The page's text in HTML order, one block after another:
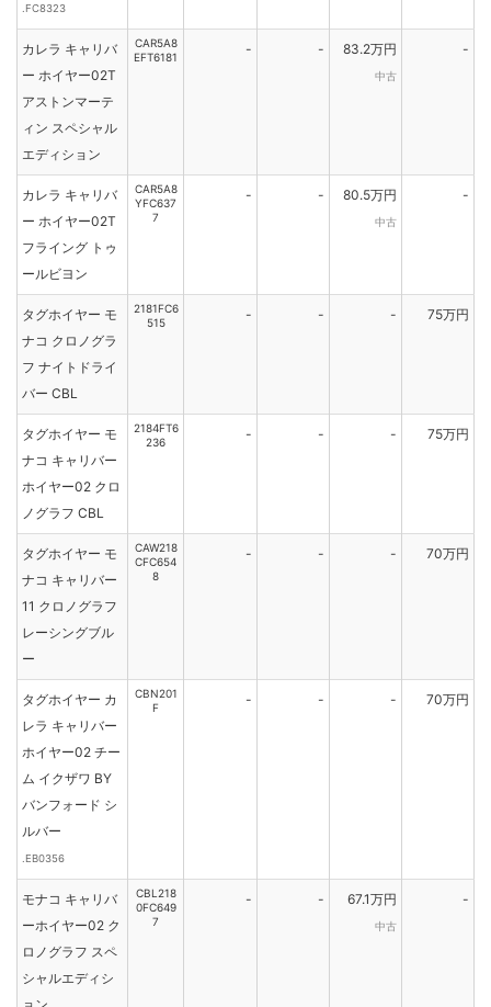
.FC8323
カレラ キャリバ
ー ホイヤー02T
アストンマーテ
ィン スペシャル
エディション
CAR5A8
EFT6181
- - 83.2万円
中古
-
カレラ キャリバ
ー ホイヤー02T
フライング トゥ
ールビヨン
CAR5A8
YFC637
7
- - 80.5万円
中古
-
タグホイヤー モ
ナコ クロノグラ
フ ナイトドライ
バー CBL
2181FC6
515
- - - 75万円
タグホイヤー モ
ナコ キャリバー
ホイヤー02 クロ
ノグラフ CBL
2184FT6
236
- - - 75万円
タグホイヤー モ
ナコ キャリバー
11 クロノグラフ
レーシングブル
ー
CAW218
CFC654
8
- - - 70万円
タグホイヤー カ
レラ キャリバー
ホイヤー02 チー
ム イクザワ BY
バンフォード シ
ルバー
.EB0356
CBN201
F
- - - 70万円
モナコ キャリバ
ーホイヤー02 ク
ロノグラフ スペ
シャルエディシ
CBL218
0FC649
7
- - 67.1万円
中古
-